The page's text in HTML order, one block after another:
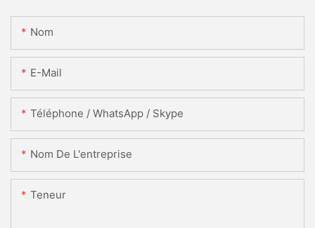
Nom
E-Mail
Téléphone / WhatsApp / Skype
Nom De L'entreprise
Teneur